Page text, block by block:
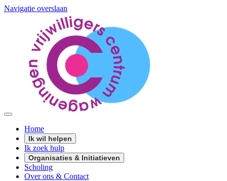
Navigatie overslaan
Home
Ik wil helpen
Ik zoek hulp
Organisaties & Initiatieven
Scholing
Over ons & Contact